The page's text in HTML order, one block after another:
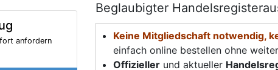
anfordern
Beglaubigter
Keine Mitgliedschaft notwendig,
einfach online bestellen ohne
Offizieller und aktueller